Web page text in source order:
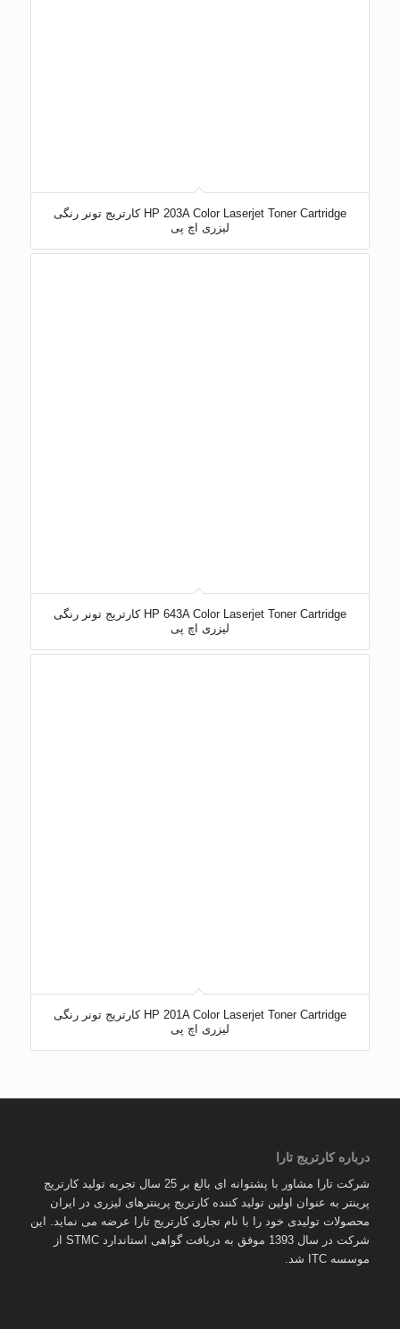
HP 203A Color Laserjet Toner Cartridge کارتریج تونر رنگی
لیزری اچ پی
HP 643A Color Laserjet Toner Cartridge کارتریج تونر رنگی
لیزری اچ پی
HP 201A Color Laserjet Toner Cartridge کارتریج تونر رنگی
لیزری اچ پی
درباره کارتریج تارا
شرکت تارا مشاور با پشتوانه ای بالغ بر 25 سال تجربه تولید کارتریج
پرینتر به عنوان اولین تولید کننده کارتریج پرینترهای لیزری در ایران
محصولات تولیدی خود را با نام تجاری کارتریج تارا عرضه می نماید. این
شرکت در سال 1393 موفق به دریافت گواهی استاندارد STMC از
موسسه ITC شد.